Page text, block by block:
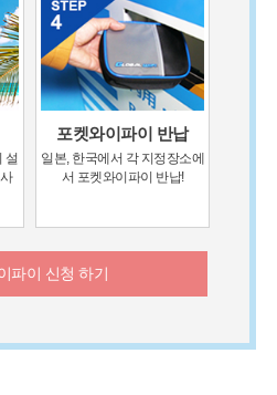
설
포켓와이파이 반납
일본, 한국에서 각 지정장소에
서 포켓와이파이 반납!
파이 신청 하기